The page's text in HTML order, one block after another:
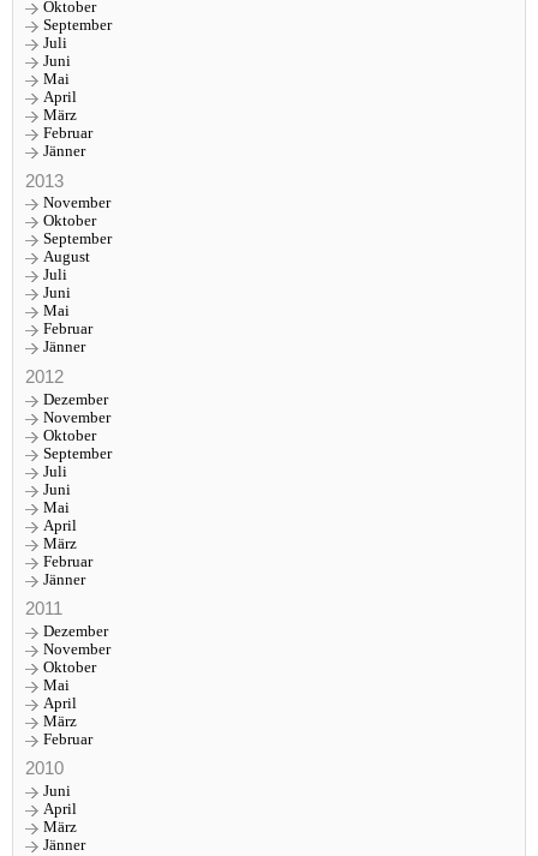
Oktober
September
Juli
Juni
Mai
April
März
Februar
Jänner
2013
November
Oktober
September
August
Juli
Juni
Mai
Februar
Jänner
2012
Dezember
November
Oktober
September
Juli
Juni
Mai
April
März
Februar
Jänner
2011
Dezember
November
Oktober
Mai
April
März
Februar
2010
Juni
April
März
Jänner